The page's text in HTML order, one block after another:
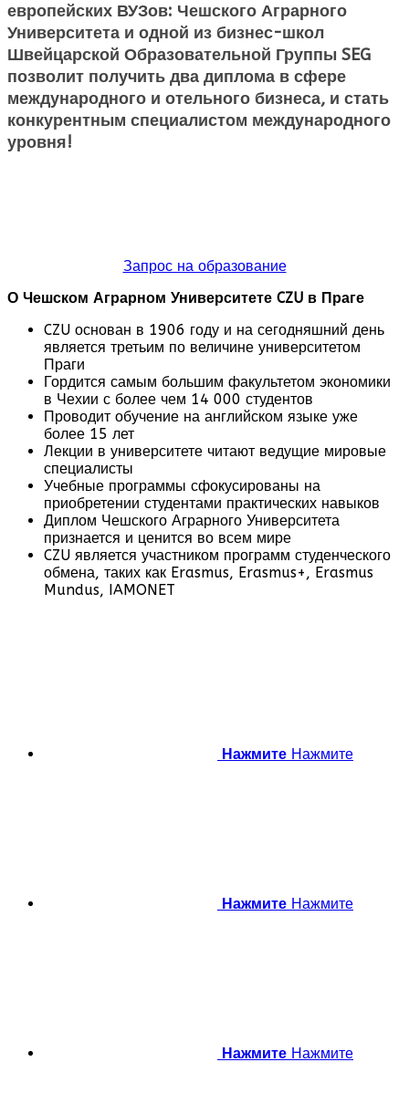
европейских ВУЗов: Чешского Аграрного
Университета и одной из бизнес-школ
Швейцарской Образовательной Группы SEG
позволит получить два диплома в сфере
международного и отельного бизнеса, и стать
конкурентным специалистом международного
уровня!
Запрос на образование
О Чешском Аграрном Университете CZU в Праге
CZU основан в 1906 году и на сегодняшний день
является третьим по величине университетом
Праги
Гордится самым большим факультетом экономики
в Чехии с более чем 14 000 студентов
Проводит обучение на английском языке уже
более 15 лет
Лекции в университете читают ведущие мировые
специалисты
Учебные программы сфокусированы на
приобретении студентами практических навыков
Диплом Чешского Аграрного Университета
признается и ценится во всем мире
CZU является участником программ студенческого
обмена, таких как Erasmus, Erasmus+, Erasmus
Mundus, IAMONET
Нажмите Нажмите
Нажмите Нажмите
Нажмите Нажмите